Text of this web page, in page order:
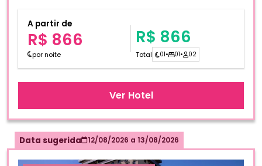
A partir de
R$ 866
por noite
R$ 866
Total 01• 01• 02
Ver Hotel
Data sugerida 12/08/2026 a 13/08/2026